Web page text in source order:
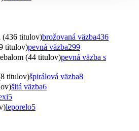
(436 titulov)brožovaná väzba436
titulov)pevná väzba299
(44 titulov)pevná väzba s
titulov)špirálová väzba8
šitá väzba6
5
leporelo5